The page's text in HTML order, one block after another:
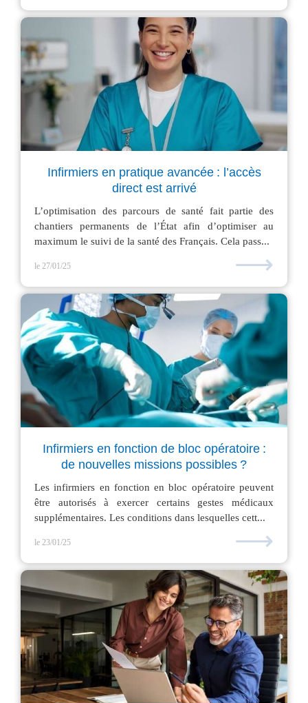
Infirmiers en pratique avancée : l’accès
direct est arrivé
L’optimisation des parcours de santé fait partie des
chantiers permanents de l’État afin d’optimiser au
maximum le suivi de la santé des Français. Cela pass...
le 27/01/25 ⟶
Infirmiers en fonction de bloc opératoire :
de nouvelles missions possibles ?
Les infirmiers en fonction en bloc opératoire peuvent
être autorisés à exercer certains gestes médicaux
supplémentaires. Les conditions dans lesquelles cett...
le 23/01/25 ⟶